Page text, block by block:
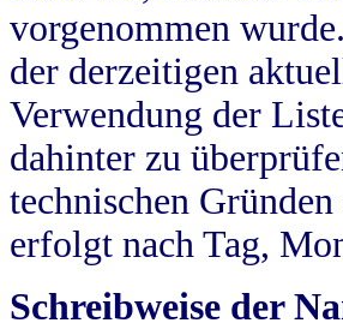
vorgenommen
der derzeitigen
Verwendung der
dahinter zu
technischen
erfolgt nach Tag,
Schreibweise der